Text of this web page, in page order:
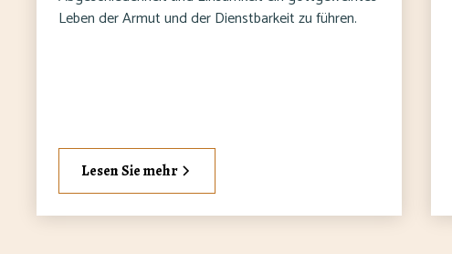
Leben der Armut und der Dienstbarkeit zu führen.
Lesen Sie mehr